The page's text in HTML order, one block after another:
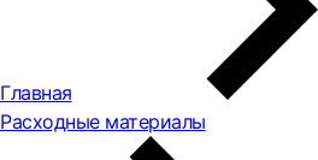
Главная
Расходные материалы